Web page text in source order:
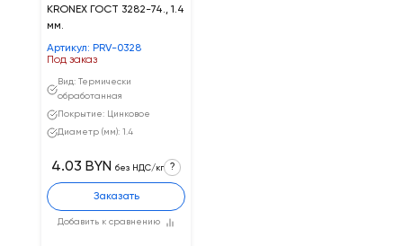
KRONEX ГОСТ 3282-74., 1.4
мм.
Артикул: PRV-0328
Под заказ
Вид: Термически
обработанная
Покрытие: Цинковое
Диаметр (мм): 1.4
Добавить к сравнению
4.03 BYN без НДС/кг ?
Заказать